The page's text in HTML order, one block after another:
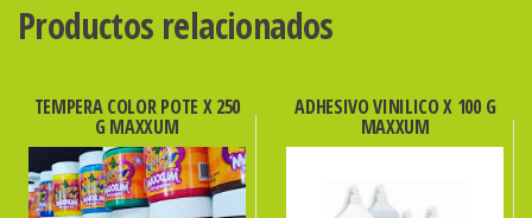
Productos relacionados
TEMPERA COLOR POTE X 250
G MAXXUM
ADHESIVO VINILICO X 100 G
MAXXUM